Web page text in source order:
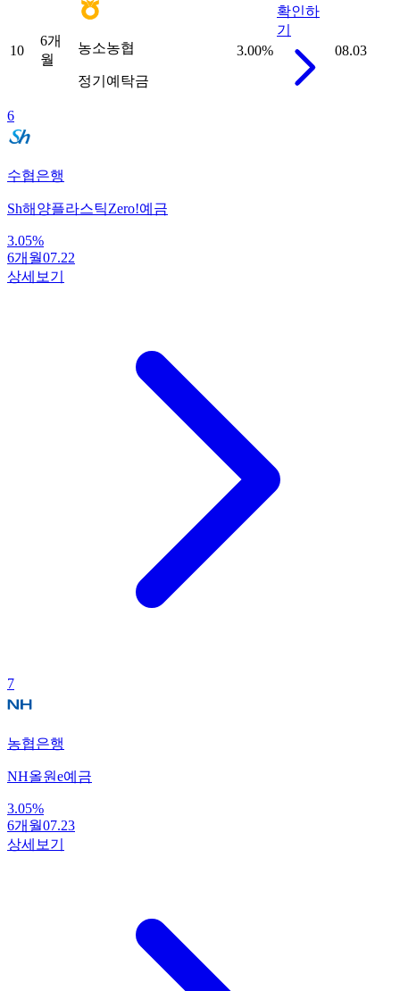
10
6개
월
농소농협
정기예탁금
3.00%
확인하
기
08.03
6
수협은행
Sh해양플라스틱Zero!예금
3.05%
6개월07.22
상세보기
7
농협은행
NH올원e예금
3.05%
6개월07.23
상세보기